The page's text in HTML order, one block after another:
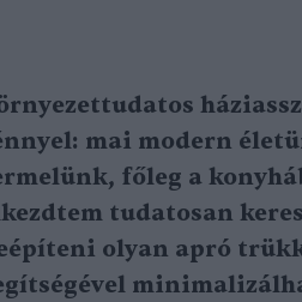
mai modern
főleg a
tudatosan
olyan apró